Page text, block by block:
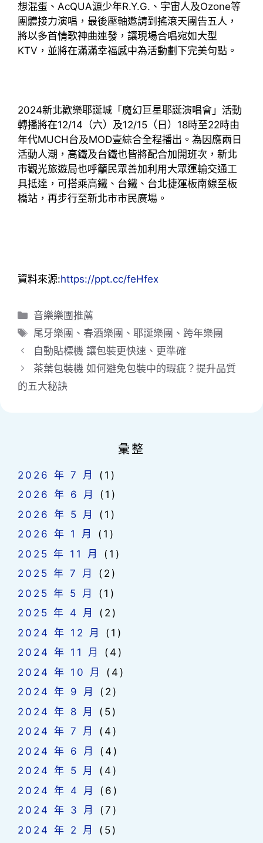
想混蛋、AcQUA源少年R.Y.G.、宇宙人及Ozone等
團體接力演唱，最後壓軸邀請到搖滾天團告五人，
將以多首情歌神曲連發，讓現場合唱宛如大型
KTV，並將在滿滿幸福感中為活動劃下完美句點。
2024新北歡樂耶誕城「魔幻巨星耶誕演唱會」活動
轉播將在12/14（六）及12/15（日）18時至22時由
年代MUCH台及MOD壹綜合全程播出。為因應兩日
活動人潮，高鐵及台鐵也皆將配合加開班次，新北
市觀光旅遊局也呼籲民眾善加利用大眾運輸交通工
具抵達，可搭乘高鐵、台鐵、台北捷運板南線至板
橋站，再步行至新北市市民廣場。
資料來源:https://ppt.cc/feHfex
分
類
音樂樂團推薦
標
籤
尾牙樂團 、春酒樂團 、耶誕樂團 、 跨年樂團
自動貼標機 讓包裝更快速、更準確
茶葉包裝機 如何避免包裝中的瑕疵？提升品質
的五大秘訣
彙整
2026 年 7 月
(1)
2026 年 6 月
(1)
2026 年 5 月
(1)
2026 年 1 月
(1)
2025 年 11 月
(1)
2025 年 7 月
(2)
2025 年 5 月
(1)
2025 年 4 月
(2)
2024 年 12 月
(1)
2024 年 11 月
(4)
2024 年 10 月
(4)
2024 年 9 月
(2)
2024 年 8 月
(5)
2024 年 7 月
(4)
2024 年 6 月
(4)
2024 年 5 月
(4)
2024 年 4 月
(6)
2024 年 3 月
(7)
2024 年 2 月
(5)